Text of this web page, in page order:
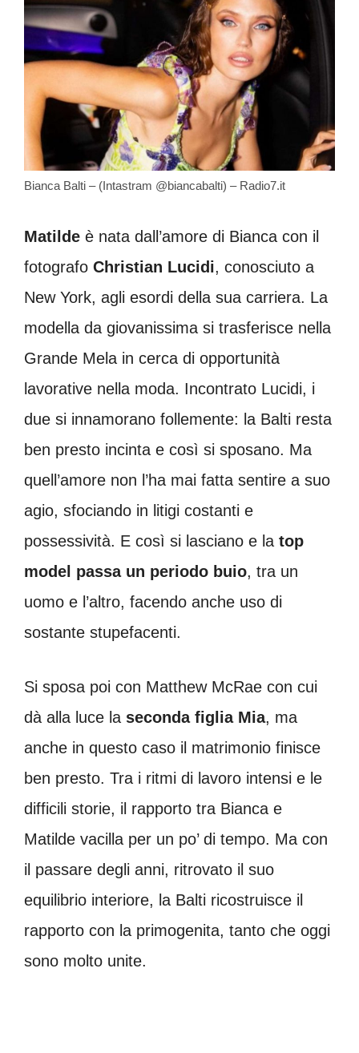
Bianca Balti – (Intastram @biancabalti) – Radio7.it
Matilde è nata dall’amore di Bianca con il
fotografo Christian Lucidi, conosciuto a
New York, agli esordi della sua carriera. La
modella da giovanissima si trasferisce nella
Grande Mela in cerca di opportunità
lavorative nella moda. Incontrato Lucidi, i
due si innamorano follemente: la Balti resta
ben presto incinta e così si sposano. Ma
quell’amore non l’ha mai fatta sentire a suo
agio, sfociando in litigi costanti e
possessività. E così si lasciano e la top
model passa un periodo buio, tra un
uomo e l’altro, facendo anche uso di
sostante stupefacenti.
Si sposa poi con Matthew McRae con cui
dà alla luce la seconda figlia Mia, ma
anche in questo caso il matrimonio finisce
ben presto. Tra i ritmi di lavoro intensi e le
difficili storie, il rapporto tra Bianca e
Matilde vacilla per un po’ di tempo. Ma con
il passare degli anni, ritrovato il suo
equilibrio interiore, la Balti ricostruisce il
rapporto con la primogenita, tanto che oggi
sono molto unite.